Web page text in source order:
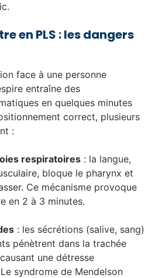
en PLS : les dangers
face à une personne
entraîne des
en quelques minutes
correct, plusieurs
:
respiratoires : la langue,
bloque le pharynx et
Ce mécanisme provoque
en 2 à 3 minutes.
: les sécrétions (salive, sang)
pénètrent dans la trachée
une détresse
syndrome de Mendelson